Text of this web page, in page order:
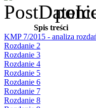
Spis treści
KMP 7/2015 - analiza
Rozdanie 2
Rozdanie 3
Rozdanie 4
Rozdanie 5
Rozdanie 6
Rozdanie 7
Rozdanie 8